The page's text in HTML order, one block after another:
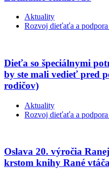
Aktuality
Rozvoj dieťaťa a
Dieťa so špeciálnymi
by ste mali vedieť pred
rodičov)
Aktuality
Rozvoj dieťaťa a
Oslava 20. výročia
krstom knihy Rané